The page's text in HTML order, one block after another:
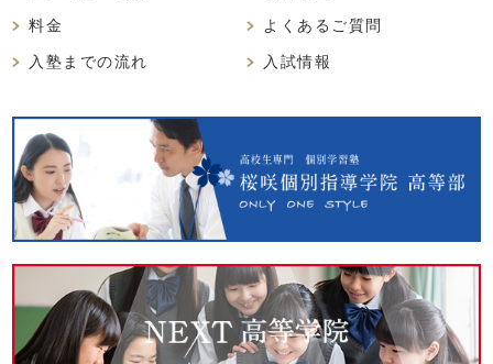
料金
入塾までの流れ
よくあるご質問
入試情報